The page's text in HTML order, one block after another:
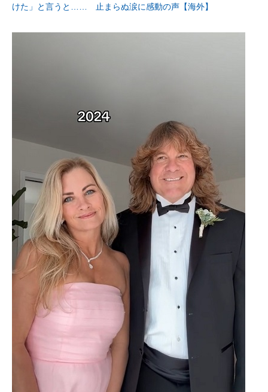
けた」と言うと…… 止まらぬ涙に感動の声【海外】